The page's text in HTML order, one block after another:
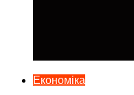
Економіка